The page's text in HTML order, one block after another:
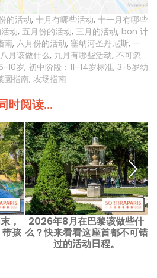
的活动, 十月有哪些活动, 十一月有哪些
动, 五月份的活动, 三月的活动, bon 计
南, 六月份的活动, 塞纳河圣丹尼斯, 一
八月该做什么, 九月有哪些活动, 不可忽
10岁, 初中阶段：11–14岁标准, 3-5岁幼
園指南, 农场指南
时阅读...
，
孩
2026年8月在巴黎该做些什
么？快来看看这座首都不可错
过的活动日程。